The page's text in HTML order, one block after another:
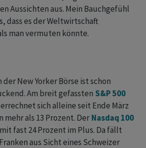
Aussichten aus. Mein Bauchgefühl
dass es der Weltwirtschaft
man vermuten könnte.
der New Yorker Börse ist schon
Am breit gefassten S&P 500
sich alleine seit Ende März
mehr als 13 Prozent. Der Nasdaq 100
fast 24 Prozent im Plus. Da fällt
aus Sicht eines Schweizer